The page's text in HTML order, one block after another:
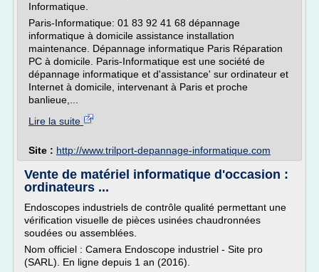
Informatique.
Paris-Informatique: 01 83 92 41 68 dépannage
informatique à domicile assistance installation
maintenance. Dépannage informatique Paris Réparation
PC à domicile. Paris-Informatique est une société de
dépannage informatique et d'assistance' sur ordinateur et
Internet à domicile, intervenant à Paris et proche
banlieue,...
Lire la suite
Site : http://www.trilport-depannage-informatique.com
Vente de matériel informatique d'occasion :
ordinateurs ...
Endoscopes industriels de contrôle qualité permettant une
vérification visuelle de pièces usinées chaudronnées
soudées ou assemblées.
Nom officiel : Camera Endoscope industriel - Site pro
(SARL). En ligne depuis 1 an (2016).